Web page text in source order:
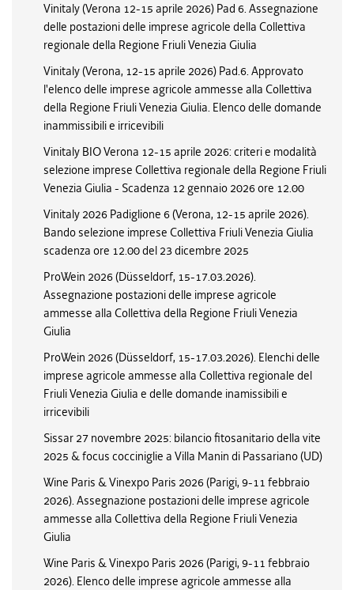
Vinitaly (Verona 12-15 aprile 2026) Pad 6. Assegnazione
delle postazioni delle imprese agricole della Collettiva
regionale della Regione Friuli Venezia Giulia
Vinitaly (Verona, 12-15 aprile 2026) Pad.6. Approvato
l'elenco delle imprese agricole ammesse alla Collettiva
della Regione Friuli Venezia Giulia. Elenco delle domande
inammissibili e irricevibili
Vinitaly BIO Verona 12-15 aprile 2026: criteri e modalità
selezione imprese Collettiva regionale della Regione Friuli
Venezia Giulia - Scadenza 12 gennaio 2026 ore 12.00
Vinitaly 2026 Padiglione 6 (Verona, 12-15 aprile 2026).
Bando selezione imprese Collettiva Friuli Venezia Giulia
scadenza ore 12.00 del 23 dicembre 2025
ProWein 2026 (Düsseldorf, 15-17.03.2026).
Assegnazione postazioni delle imprese agricole
ammesse alla Collettiva della Regione Friuli Venezia
Giulia
ProWein 2026 (Düsseldorf, 15-17.03.2026). Elenchi delle
imprese agricole ammesse alla Collettiva regionale del
Friuli Venezia Giulia e delle domande inamissibili e
irricevibili
Sissar 27 novembre 2025: bilancio fitosanitario della vite
2025 & focus cocciniglie a Villa Manin di Passariano (UD)
Wine Paris & Vinexpo Paris 2026 (Parigi, 9-11 febbraio
2026). Assegnazione postazioni delle imprese agricole
ammesse alla Collettiva della Regione Friuli Venezia
Giulia
Wine Paris & Vinexpo Paris 2026 (Parigi, 9-11 febbraio
2026). Elenco delle imprese agricole ammesse alla